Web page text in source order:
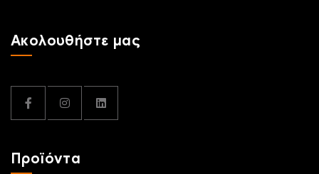
Ακολουθήστε μας
Προϊόντα